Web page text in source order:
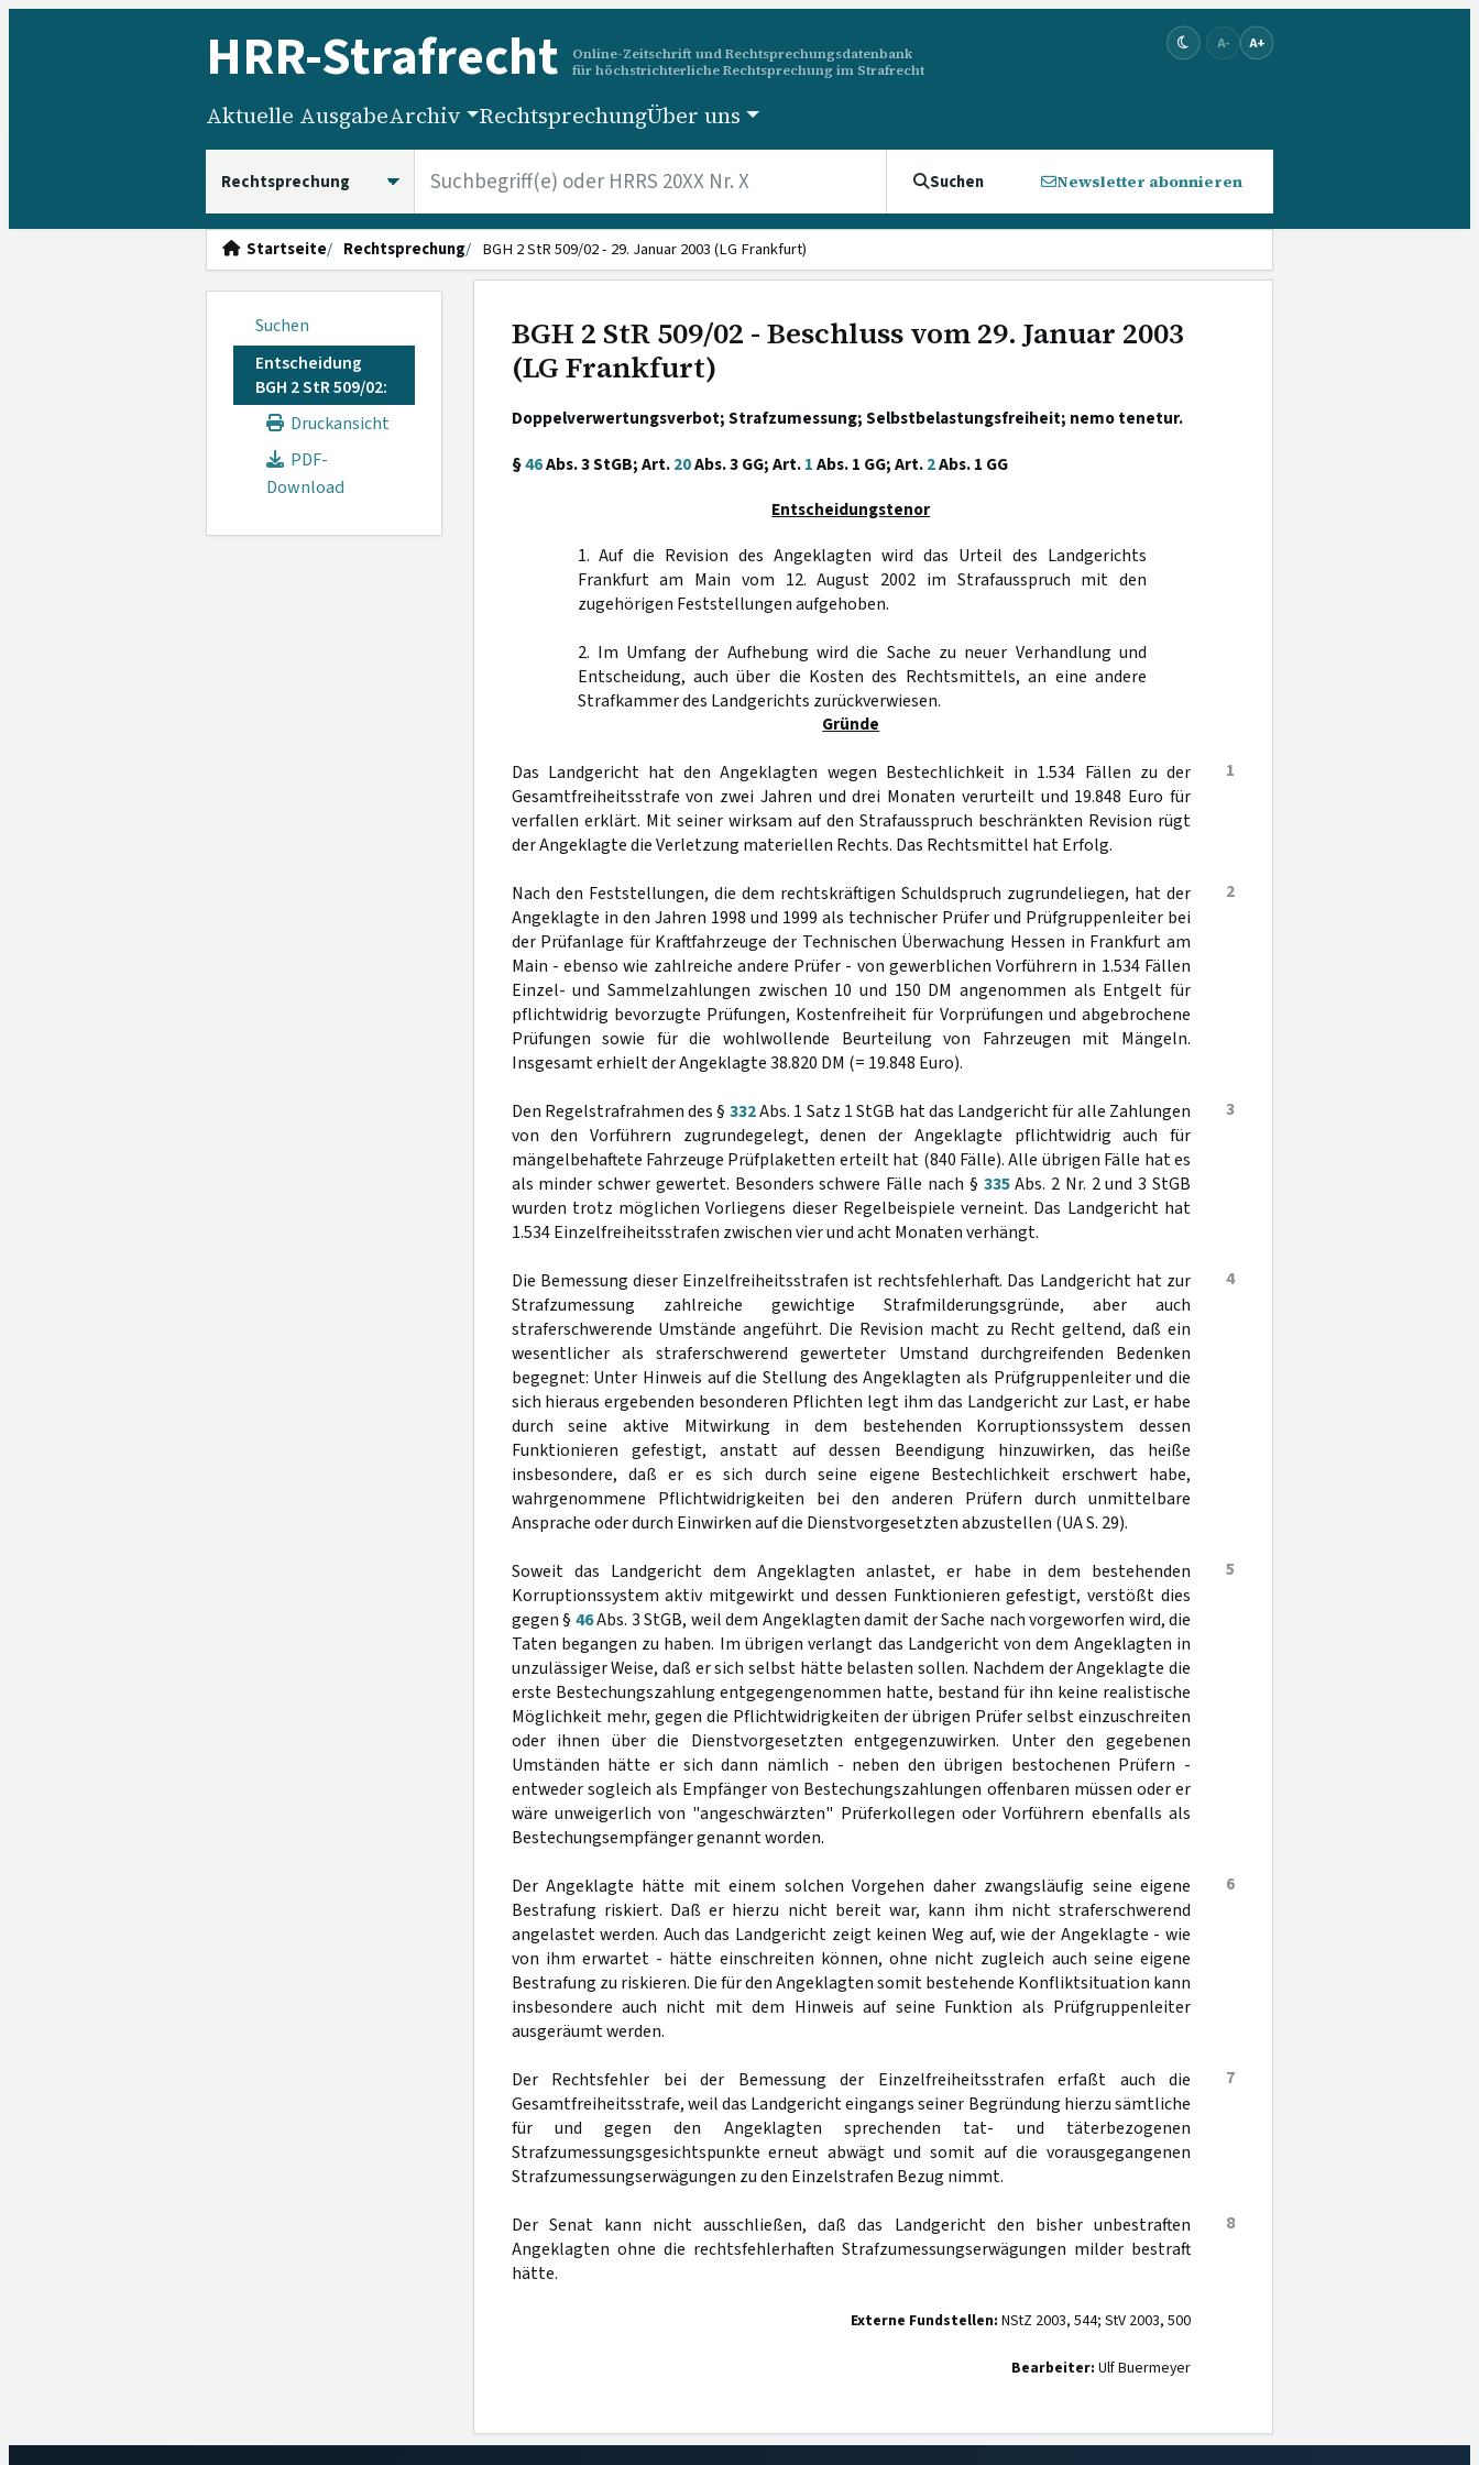
HRR-Strafrecht
Online-Zeitschrift und Rechtsprechungsdatenbank
für höchstrichterliche Rechtsprechung im Strafrecht
A- A+
Aktuelle AusgabeArchiv RechtsprechungÜber uns
Suchen Newsletter abonnieren
Startseite Rechtsprechung BGH 2 StR 509/02 - 29. Januar 2003 (LG Frankfurt)
Suchen
Entscheidung
BGH 2 StR 509/02:
Druckansicht
PDF-
Download
BGH 2 StR 509/02 - Beschluss vom 29. Januar 2003
(LG Frankfurt)
Doppelverwertungsverbot; Strafzumessung; Selbstbelastungsfreiheit; nemo tenetur.
§46Abs. 3 StGB; Art.20Abs. 3 GG; Art.1Abs. 1 GG; Art.2Abs. 1 GG
Entscheidungstenor
1. Auf die Revision des Angeklagten wird das Urteil des Landgerichts
Frankfurt am Main vom 12. August 2002 im Strafausspruch mit den
zugehörigen Feststellungen aufgehoben.
2. Im Umfang der Aufhebung wird die Sache zu neuer Verhandlung und
Entscheidung, auch über die Kosten des Rechtsmittels, an eine andere
Strafkammer des Landgerichts zurückverwiesen.
Gründe
1
Das Landgericht hat den Angeklagten wegen Bestechlichkeit in 1.534 Fällen zu der
Gesamtfreiheitsstrafe von zwei Jahren und drei Monaten verurteilt und 19.848 Euro für
verfallen erklärt. Mit seiner wirksam auf den Strafausspruch beschränkten Revision rügt
der Angeklagte die Verletzung materiellen Rechts. Das Rechtsmittel hat Erfolg.
2
Nach den Feststellungen, die dem rechtskräftigen Schuldspruch zugrundeliegen, hat der
Angeklagte in den Jahren 1998 und 1999 als technischer Prüfer und Prüfgruppenleiter bei
der Prüfanlage für Kraftfahrzeuge der Technischen Überwachung Hessen in Frankfurt am
Main - ebenso wie zahlreiche andere Prüfer - von gewerblichen Vorführern in 1.534 Fällen
Einzel- und Sammelzahlungen zwischen 10 und 150 DM angenommen als Entgelt für
pflichtwidrig bevorzugte Prüfungen, Kostenfreiheit für Vorprüfungen und abgebrochene
Prüfungen sowie für die wohlwollende Beurteilung von Fahrzeugen mit Mängeln.
Insgesamt erhielt der Angeklagte 38.820 DM (= 19.848 Euro).
3
Den Regelstrafrahmen des § 332Abs. 1 Satz 1 StGB hat das Landgericht für alle Zahlungen
von den Vorführern zugrundegelegt, denen der Angeklagte pflichtwidrig auch für
mängelbehaftete Fahrzeuge Prüfplaketten erteilt hat (840 Fälle). Alle übrigen Fälle hat es
als minder schwer gewertet. Besonders schwere Fälle nach § 335Abs. 2 Nr. 2 und 3 StGB
wurden trotz möglichen Vorliegens dieser Regelbeispiele verneint. Das Landgericht hat
1.534 Einzelfreiheitsstrafen zwischen vier und acht Monaten verhängt.
4
Die Bemessung dieser Einzelfreiheitsstrafen ist rechtsfehlerhaft. Das Landgericht hat zur
Strafzumessung zahlreiche gewichtige Strafmilderungsgründe, aber auch
straferschwerende Umstände angeführt. Die Revision macht zu Recht geltend, daß ein
wesentlicher als straferschwerend gewerteter Umstand durchgreifenden Bedenken
begegnet: Unter Hinweis auf die Stellung des Angeklagten als Prüfgruppenleiter und die
sich hieraus ergebenden besonderen Pflichten legt ihm das Landgericht zur Last, er habe
durch seine aktive Mitwirkung in dem bestehenden Korruptionssystem dessen
Funktionieren gefestigt, anstatt auf dessen Beendigung hinzuwirken, das heiße
insbesondere, daß er es sich durch seine eigene Bestechlichkeit erschwert habe,
wahrgenommene Pflichtwidrigkeiten bei den anderen Prüfern durch unmittelbare
Ansprache oder durch Einwirken auf die Dienstvorgesetzten abzustellen (UA S. 29).
5
Soweit das Landgericht dem Angeklagten anlastet, er habe in dem bestehenden
Korruptionssystem aktiv mitgewirkt und dessen Funktionieren gefestigt, verstößt dies
gegen § 46Abs. 3 StGB, weil dem Angeklagten damit der Sache nach vorgeworfen wird, die
Taten begangen zu haben. Im übrigen verlangt das Landgericht von dem Angeklagten in
unzulässiger Weise, daß er sich selbst hätte belasten sollen. Nachdem der Angeklagte die
erste Bestechungszahlung entgegengenommen hatte, bestand für ihn keine realistische
Möglichkeit mehr, gegen die Pflichtwidrigkeiten der übrigen Prüfer selbst einzuschreiten
oder ihnen über die Dienstvorgesetzten entgegenzuwirken. Unter den gegebenen
Umständen hätte er sich dann nämlich - neben den übrigen bestochenen Prüfern -
entweder sogleich als Empfänger von Bestechungszahlungen offenbaren müssen oder er
wäre unweigerlich von "angeschwärzten" Prüferkollegen oder Vorführern ebenfalls als
Bestechungsempfänger genannt worden.
6
Der Angeklagte hätte mit einem solchen Vorgehen daher zwangsläufig seine eigene
Bestrafung riskiert. Daß er hierzu nicht bereit war, kann ihm nicht straferschwerend
angelastet werden. Auch das Landgericht zeigt keinen Weg auf, wie der Angeklagte - wie
von ihm erwartet - hätte einschreiten können, ohne nicht zugleich auch seine eigene
Bestrafung zu riskieren. Die für den Angeklagten somit bestehende Konfliktsituation kann
insbesondere auch nicht mit dem Hinweis auf seine Funktion als Prüfgruppenleiter
ausgeräumt werden.
7
Der Rechtsfehler bei der Bemessung der Einzelfreiheitsstrafen erfaßt auch die
Gesamtfreiheitsstrafe, weil das Landgericht eingangs seiner Begründung hierzu sämtliche
für und gegen den Angeklagten sprechenden tat- und täterbezogenen
Strafzumessungsgesichtspunkte erneut abwägt und somit auf die vorausgegangenen
Strafzumessungserwägungen zu den Einzelstrafen Bezug nimmt.
8
Der Senat kann nicht ausschließen, daß das Landgericht den bisher unbestraften
Angeklagten ohne die rechtsfehlerhaften Strafzumessungserwägungen milder bestraft
hätte.
Externe Fundstellen: NStZ 2003, 544; StV 2003, 500
Bearbeiter: Ulf Buermeyer